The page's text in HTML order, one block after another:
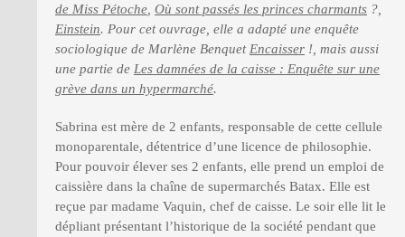
de Miss Pétoche Où sont passés les princes charmants ?,
Einstein. Pour cet ouvrage, elle a adapté une enquête
sociologique de Marlène Benquet Encaisser !, mais aussi
une partie de Les damnées de la caisse : Enquête sur une
grève dans un hypermarché.
Sabrina est mère de 2 enfants, responsable de cette cellule
monoparentale, détentrice d’une licence de philosophie.
Pour pouvoir élever ses 2 enfants, elle prend un emploi de
caissière dans la chaîne de supermarchés Batax. Elle est
reçue par madame Vaquin, chef de caisse. Le soir elle lit le
dépliant présentant l’historique de la société pendant que